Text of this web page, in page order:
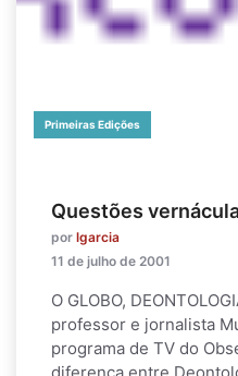
Primeiras Edições
Questões
por lgarcia
11 de julho de 2001
O GLOBO,
professor e jornalista
programa de TV do